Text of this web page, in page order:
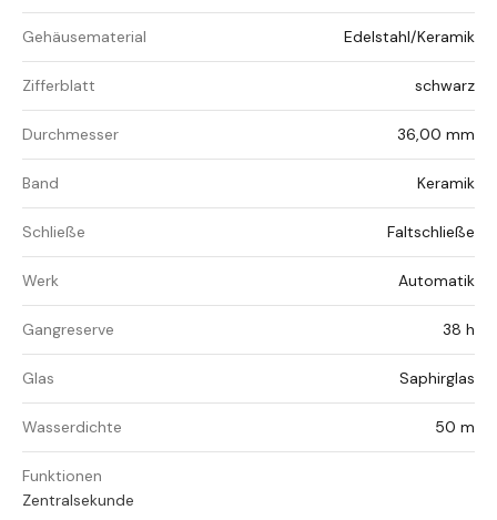
Gehäusematerial Edelstahl/Keramik
Zifferblatt schwarz
Durchmesser 36,00 mm
Band Keramik
Schließe Faltschließe
Werk Automatik
Gangreserve 38 h
Glas Saphirglas
Wasserdichte 50 m
Funktionen
Zentralsekunde